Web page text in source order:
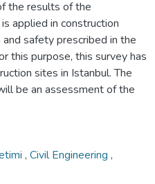
the results of the
applied in construction
safety prescribed in the
this purpose, this survey has
sites in Istanbul. The
be an assessment of the
, Civil Engineering ,